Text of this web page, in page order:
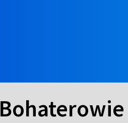
Bohaterowie